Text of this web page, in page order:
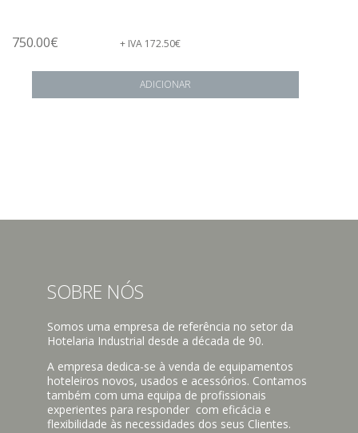
750.00€ + IVA 172.50€
ADICIONAR
SOBRE NÓS
Somos uma empresa de referência no setor da
Hotelaria Industrial desde a década de 90.
A empresa dedica-se à venda de equipamentos
hoteleiros novos, usados e acessórios. Contamos
também com uma equipa de profissionais
experientes para responder com eficácia e
flexibilidade às necessidades dos seus Clientes.